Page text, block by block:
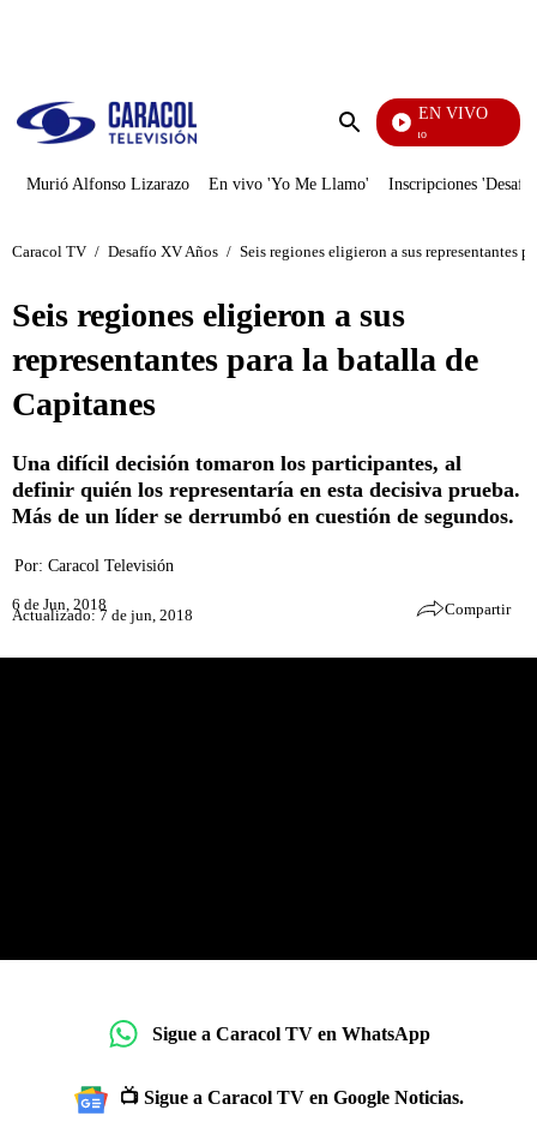
Enviar
EN VIVO
Yo Me Llamo
Murió Alfonso Lizarazo En vivo 'Yo Me Llamo' Inscripciones
Caracol TV / Desafío XV Años / Seis regiones eligieron a sus representantes
Seis regiones eligieron a sus
representantes para la batalla de
Capitanes
Una difícil decisión tomaron los participantes, al
definir quién los representaría en esta decisiva prueba.
Más de un líder se derrumbó en cuestión de segundos.
Por: Caracol Televisión
6 de Jun, 2018
Actualizado: 7 de jun, 2018 Compartir
Sigue a Caracol TV en WhatsApp
📺 Sigue a Caracol TV en Google Noticias.